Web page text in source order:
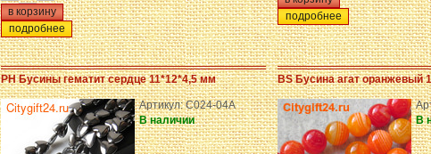
подробнее
подробнее
PH Бусины гематит сердце 11*12*4,5 мм
Артикул: C024-04A
В наличии
BS Бусина агат оранжевый
В